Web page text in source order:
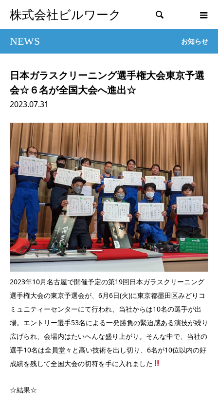
株式会社ビルワーク 
NEWS お知らせ
日本ガラスクリーニング選手権大会東京予選
会☆６名が全国大会へ進出☆
2023.07.31
2023年10月名古屋で開催予定の第19回日本ガラスクリーニング
選手権大会の東京予選会が、6月6日(火)に東京都墨田区みどりコ
ミュニティーセンターにて行われ、当社からは10名の選手が出
場。エントリー選手53名による一発勝負の緊迫感ある演技が繰り
広げられ、会場内はたいへんな盛り上がり。そんな中で、当社の
選手10名は全員堂々と高い技術を出し切り、6名が10位以内の好
成績を残して全国大会の切符を手に入れました
☆結果☆